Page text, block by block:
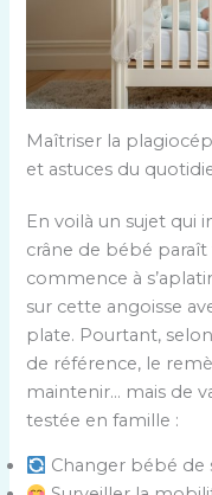
Maîtriser la
et astuces du
En voilà un sujet qui
crâne de bébé
commence à
sur cette angoisse
plate. Pourtant,
de référence, le
maintenir… mais de
testée en famille :
Changer bébé de